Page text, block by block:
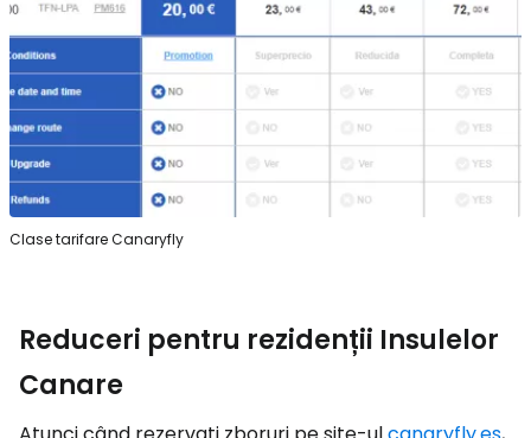
Clase tarifare Canaryfly
Reduceri pentru rezidenții Insulelor
Canare